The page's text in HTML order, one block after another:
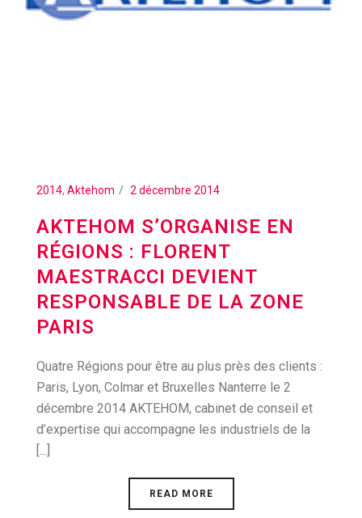
2014, Aktehom 2 décembre 2014
AKTEHOM S’ORGANISE EN
RÉGIONS : FLORENT
MAESTRACCI DEVIENT
RESPONSABLE DE LA ZONE
PARIS
Quatre Régions pour être au plus près des clients :
Paris, Lyon, Colmar et Bruxelles Nanterre le 2
décembre 2014 AKTEHOM, cabinet de conseil et
d’expertise qui accompagne les industriels de la
[...]
READ MORE